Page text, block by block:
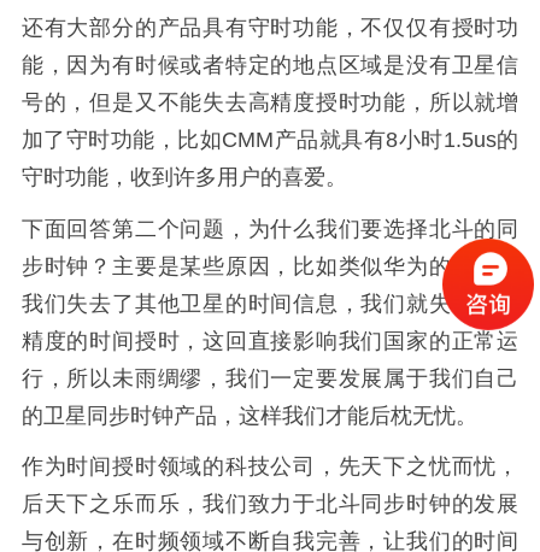
还有大部分的产品具有守时功能，不仅仅有授时功
能，因为有时候或者特定的地点区域是没有卫星信
号的，但是又不能失去高精度授时功能，所以就增
加了守时功能，比如CMM产品就具有8小时1.5us的
守时功能，收到许多用户的喜爱。
下面回答第二个问题，为什么我们要选择北斗的同
步时钟？主要是某些原因，比如类似华为的，一旦
我们失去了其他卫星的时间信息，我们就失去了高
精度的时间授时，这回直接影响我们国家的正常运
行，所以未雨绸缪，我们一定要发展属于我们自己
的卫星同步时钟产品，这样我们才能后枕无忧。
作为时间授时领域的科技公司，先天下之忧而忧，
后天下之乐而乐，我们致力于北斗同步时钟的发展
与创新，在时频领域不断自我完善，让我们的时间